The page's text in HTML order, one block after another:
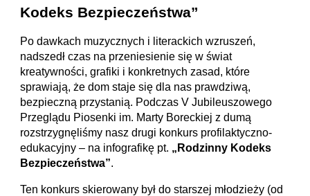
Kodeks Bezpieczeństwa”
Po dawkach muzycznych i literackich wzruszeń,
nadszedł czas na przeniesienie się w świat
kreatywności, grafiki i konkretnych zasad, które
sprawiają, że dom staje się dla nas prawdziwą,
bezpieczną przystanią. Podczas V Jubileuszowego
Przeglądu Piosenki im. Marty Boreckiej z dumą
rozstrzygnęliśmy nasz drugi konkurs profilaktyczno-
edukacyjny – na infografikę pt. „Rodzinny Kodeks
Bezpieczeństwa”.
Ten konkurs skierowany był do starszej młodzieży (od